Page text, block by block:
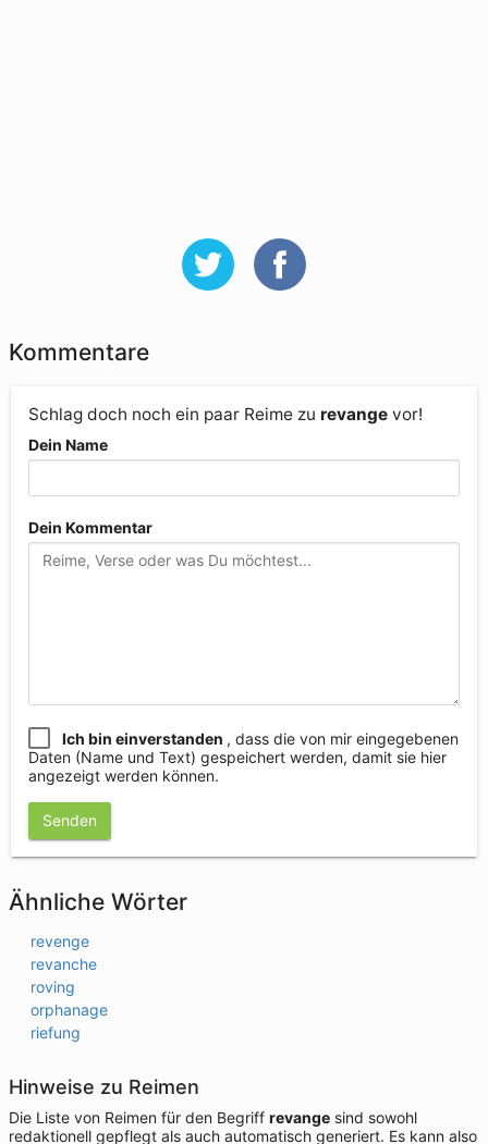
Kommentare
Schlag doch noch ein paar Reime zu revange vor!
Dein Name
Dein Kommentar
Ich bin einverstanden , dass die von mir eingegebenen
Daten (Name und Text) gespeichert werden, damit sie hier
angezeigt werden können.
Senden
Ähnliche Wörter
revenge
revanche
roving
orphanage
riefung
Hinweise zu Reimen
Die Liste von Reimen für den Begriff revange sind sowohl
redaktionell gepflegt als auch automatisch generiert. Es kann also